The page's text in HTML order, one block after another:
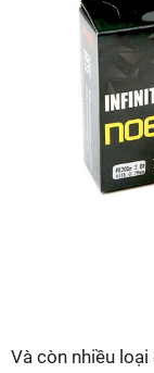
Và còn nhiều